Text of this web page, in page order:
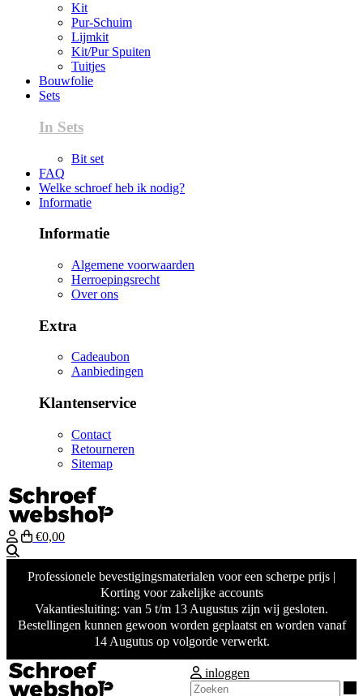
Kit
Pur-Schuim
Lijmkit
Kit/Pur Spuiten
Tuitjes
Bouwfolie
Sets
In Sets
Bit set
FAQ
Welke schroef heb ik nodig?
Informatie
Informatie
Algemene voorwaarden
Herroepingsrecht
Over ons
Extra
Cadeaubon
Aanbiedingen
Klantenservice
Contact
Retourneren
Sitemap
€0,00
Professionele bevestigingsmaterialen voor een scherpe prijs |
Korting voor zakelijke accounts
Vakantiesluiting: van 5 t/m 13 Augustus zijn wij gesloten.
Bestellingen kunnen gewoon worden geplaatst en worden vanaf
14 Augutus op volgorde verwerkt.
inloggen